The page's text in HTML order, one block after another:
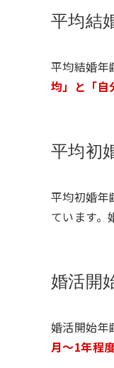
平均結
平均結婚年
均」と「自
平均初
平均初婚年
ています。
婚活開
婚活開始年
月〜1年程